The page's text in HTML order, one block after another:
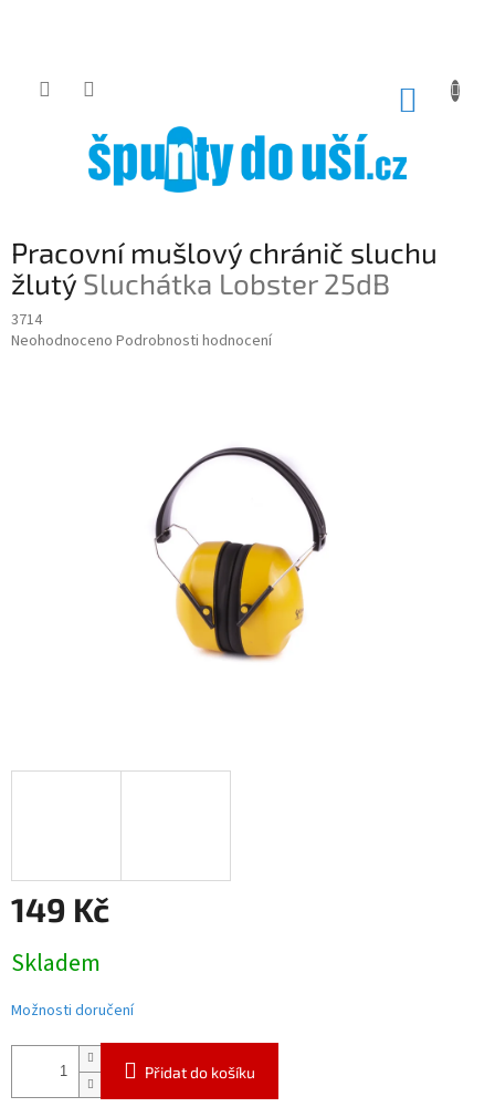
Pracovní mušlový chránič sluchu
žlutý Sluchátka Lobster 25dB
3714
Průměrné
Neohodnoceno Podrobnosti hodnocení
149 Kč
cena:
Skladem
Možnosti doručení
Přidat do košíku